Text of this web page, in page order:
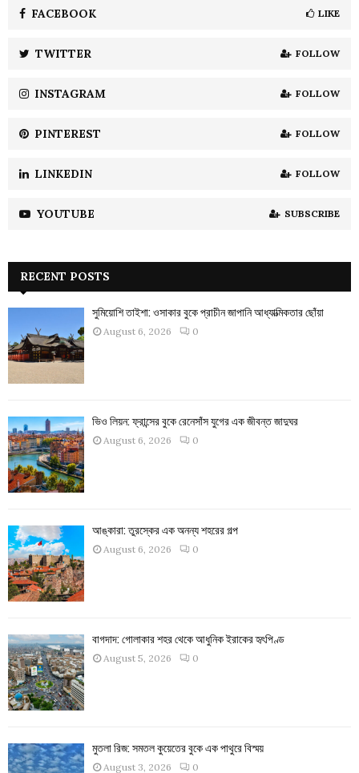
H
FACEBOOK LIKE
TWITTER FOLLOW
INSTAGRAM FOLLOW
PINTEREST FOLLOW
LINKEDIN FOLLOW
YOUTUBE SUBSCRIBE
RECENT POSTS
সুমিয়োশি তাইশা: ওসাকার বুকে প্রাচীন জাপানি আধ্যাত্মিকতার ছোঁয়া
August 6, 2026 0
ভিও লিয়ন: ফ্রান্সের বুকে রেনেসাঁস যুগের এক জীবন্ত জাদুঘর
August 6, 2026 0
আঙ্কারা: তুরস্কের এক অনন্য শহরের গল্প
August 6, 2026 0
বাগদাদ: গোলাকার শহর থেকে আধুনিক ইরাকের হৃৎপিণ্ড
August 5, 2026 0
মুতলা রিজ: সমতল কুয়েতের বুকে এক পাথুরে বিস্ময়
August 3, 2026 0